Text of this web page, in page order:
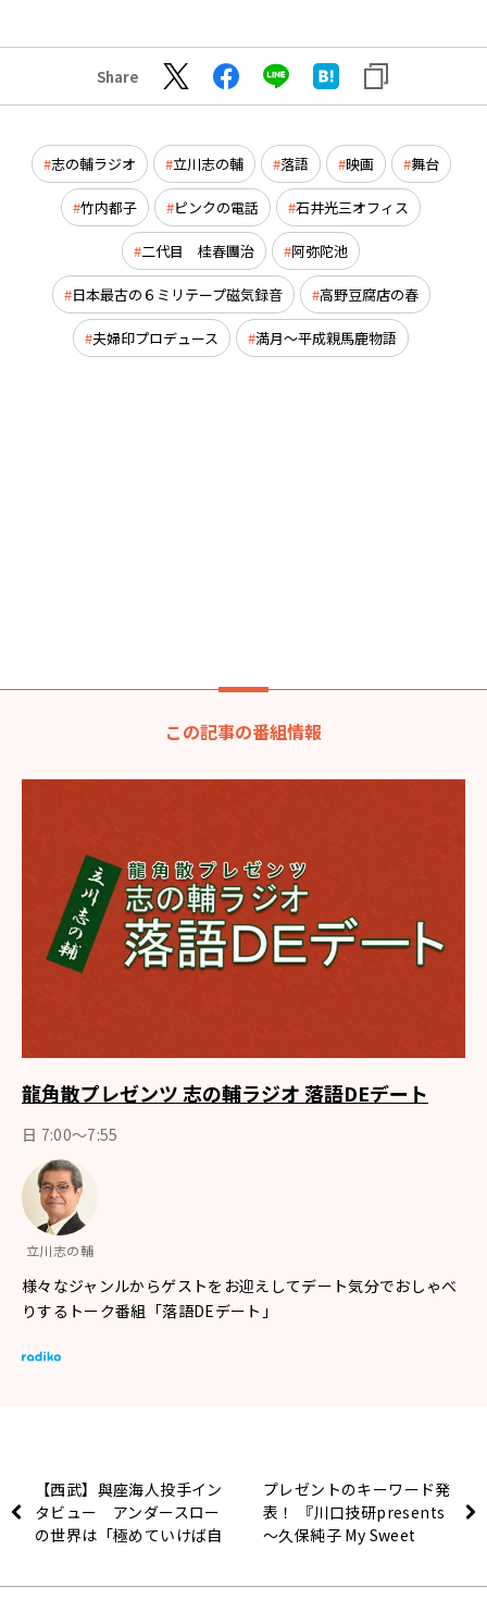
Share
志の輔ラジオ 立川志の輔 落語 映画 舞台
竹内都子 ピンクの電話 石井光三オフィス
二代目 桂春團治 阿弥陀池
日本最古の６ミリテープ磁気録音 高野豆腐店の春
夫婦印プロデュース 満月～平成親馬鹿物語
この記事の番組情報
龍角散プレゼンツ 志の輔ラジオ 落語DEデート
日 7:00〜7:55
立川志の輔
様々なジャンルからゲストをお迎えしてデート気分でおしゃべ
りするトーク番組「落語DEデート」
【西武】與座海人投手イン
タビュー アンダースロー
の世界は「極めていけば自
プレゼントのキーワード発
表！ 『川口技研presents
～久保純子 My Sweet